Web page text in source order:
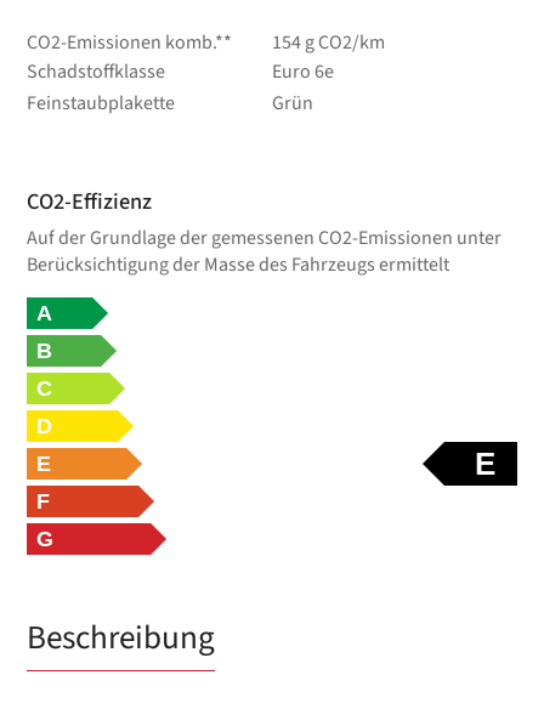
CO2-Emissionen komb.**
154 g CO2/km
Schadstoffklasse
Euro 6e
Feinstaubplakette
Grün
CO2-Effizienz
Auf der Grundlage der gemessenen CO2-Emissionen unter
Berücksichtigung der Masse des Fahrzeugs ermittelt
E
A
B
C
D
E
F
G
Beschreibung